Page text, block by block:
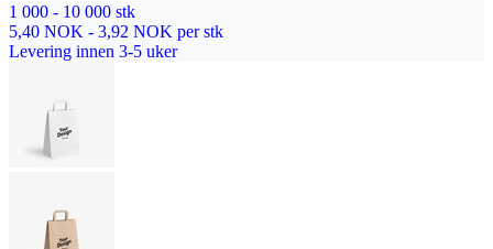
1 000 - 10 000 stk
5,40 NOK - 3,92 NOK per stk
Levering innen 3-5 uker